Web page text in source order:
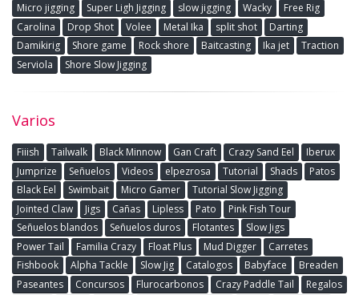
Micro jigging
Super Ligh Jigging slow jigging Wacky
Free Rig
Carolina
Drop Shot Volee Metal Ika split shot
Darting
Damikirig
Shore game Rock shore Baitcasting Ika jet
Traction
Serviola
Shore Slow Jigging
Varios
Fiiish Tailwalk Black Minnow Gan Craft Crazy Sand Eel
Iberux
Jumprize
Señuelos Videos elpezrosa Tutorial Shads
Patos
Black Eel
Swimbait Micro Gamer
Tutorial Slow Jigging
Jointed Claw
Jigs Cañas Lipless Pato
Pink Fish Tour
Señuelos blandos
Señuelos duros Flotantes
Slow Jigs
Power Tail
Familia Crazy Float Plus Mud Digger
Carretes
Fishbook
Alpha Tackle Slow Jig Catalogos Babyface
Breaden
Paseantes
Concursos Flurocarbonos Crazy Paddle Tail
Regalos